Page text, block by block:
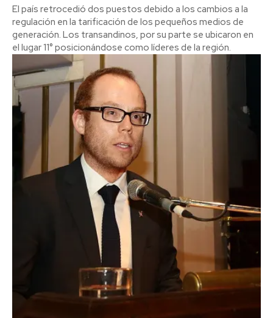
El país retrocedió dos puestos debido a los cambios a la
regulación en la tarificación de los pequeños medios de
generación. Los transandinos, por su parte se ubicaron en
el lugar 11° posicionándose como líderes de la región.